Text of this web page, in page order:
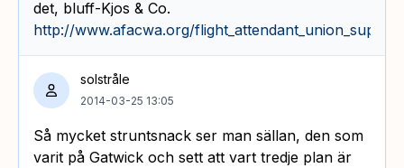
det, bluff-Kjos & Co.
http://www.afacwa.org/
solstråle
2014-03-25 13:05
Så mycket struntsnack ser man sällan, den som
varit på Gatwick och sett att vart tredje plan är